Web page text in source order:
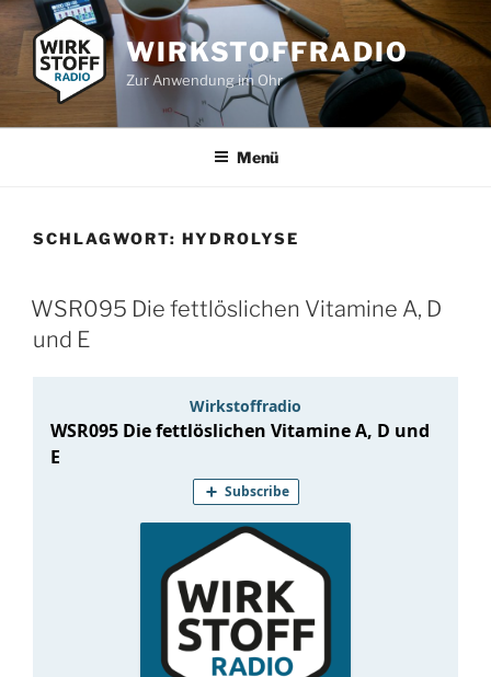
Zum
Inhalt
springen
WIRKSTOFFRADIO
Zur Anwendung im Ohr
Menü
SCHLAGWORT: HYDROLYSE
WSR095 Die fettlöslichen Vitamine A, D
und E